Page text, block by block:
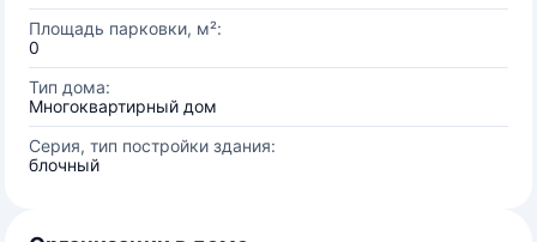
Площадь парковки, м²:
0
Тип дома:
Многоквартирный дом
Серия, тип постройки здания:
блочный